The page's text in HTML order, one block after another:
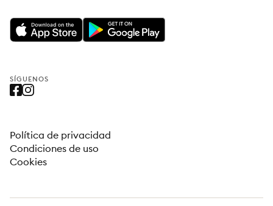
SÍGUENOS
Política de privacidad
Condiciones de uso
Cookies